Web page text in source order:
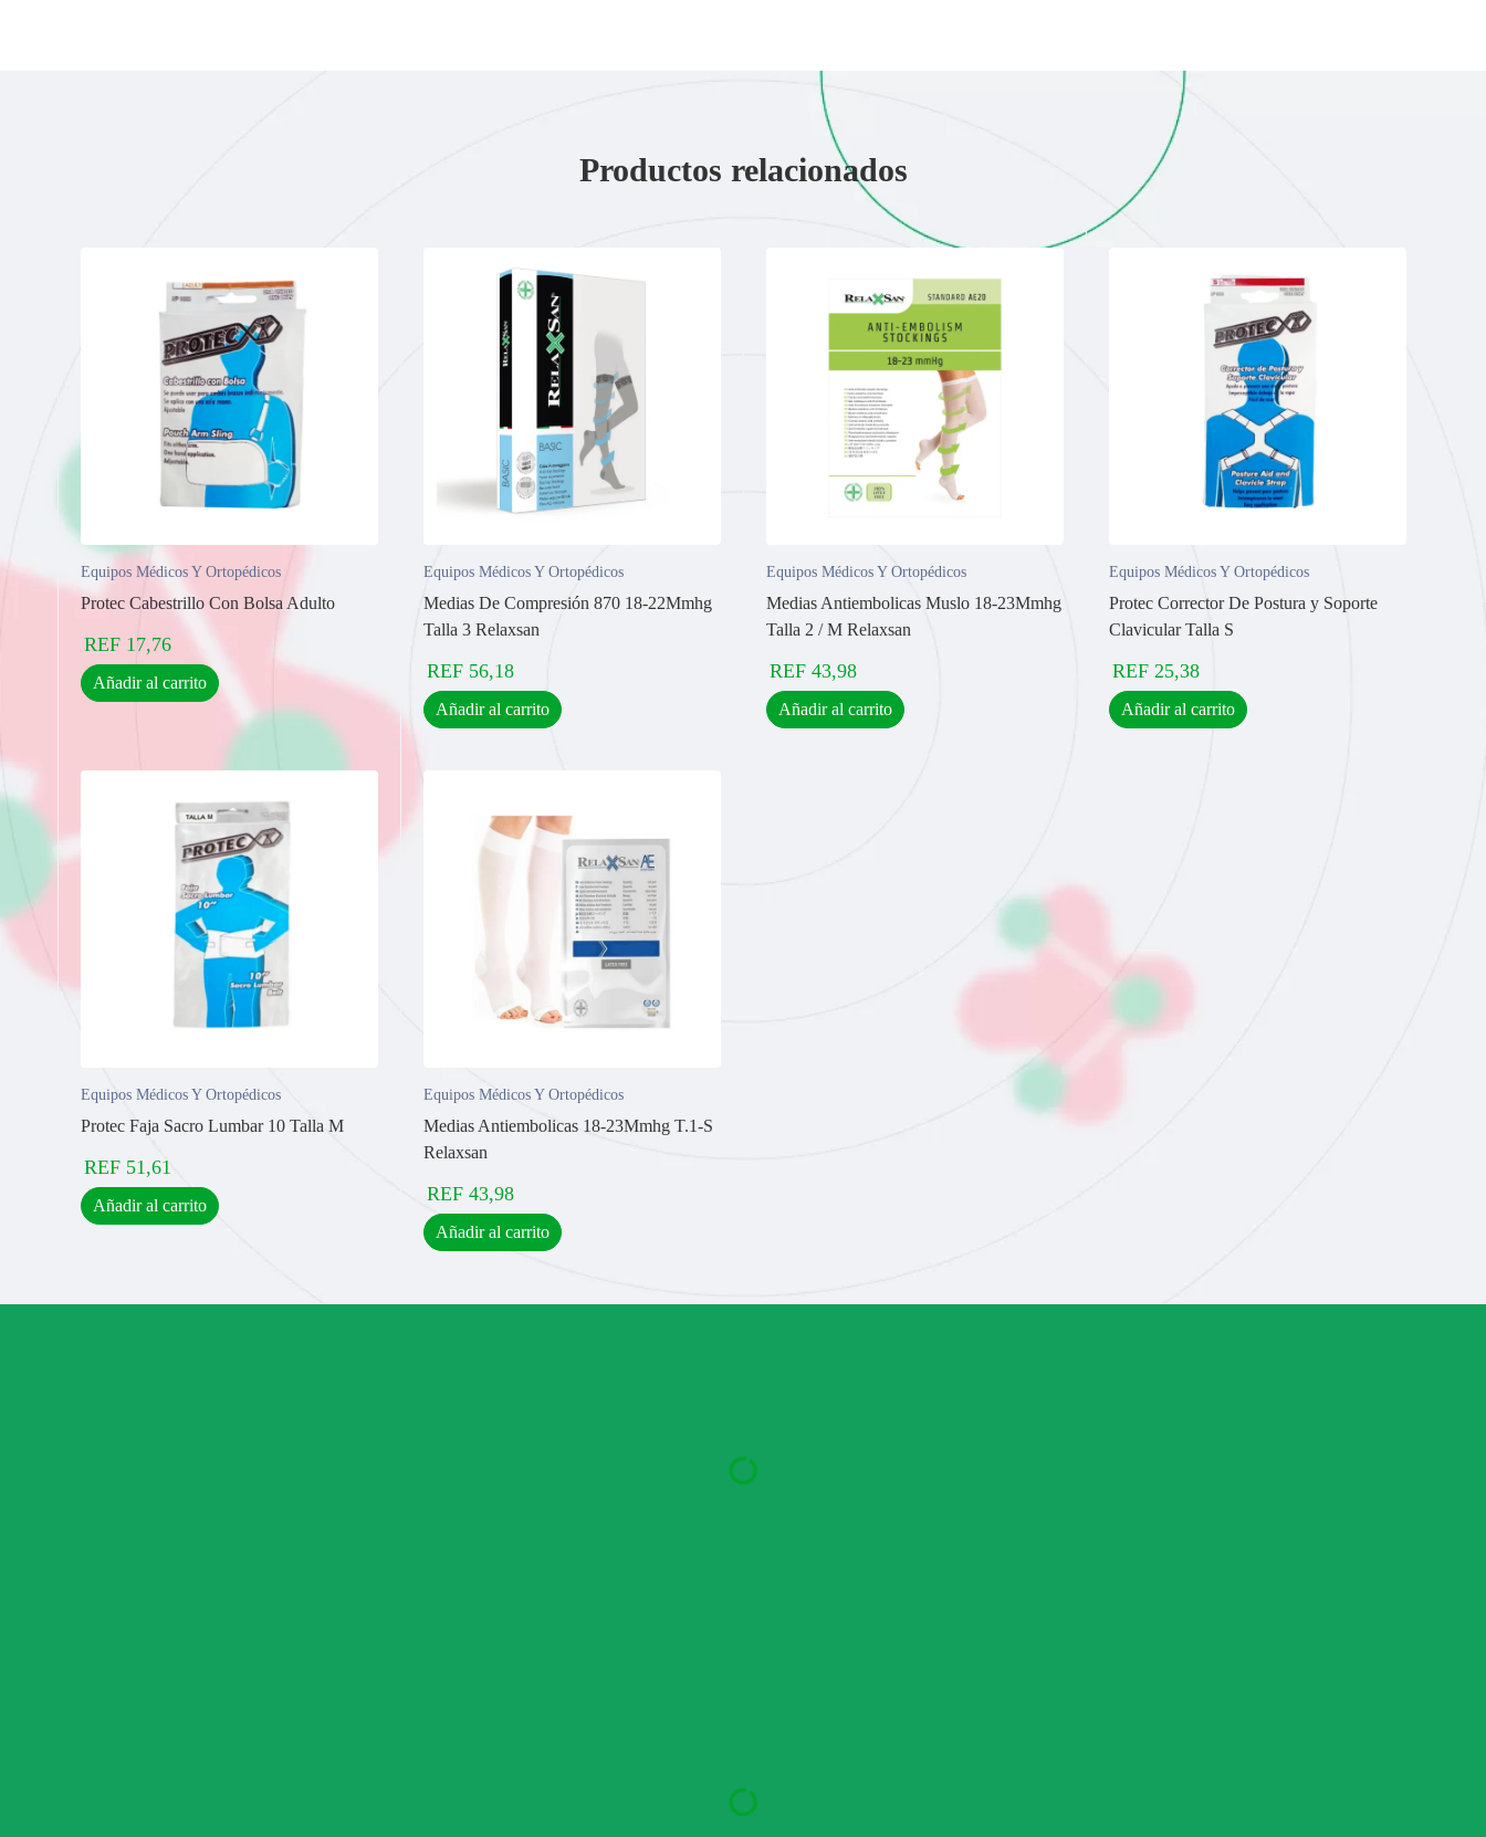
Productos relacionados
Equipos Médicos Y Ortopédicos
Protec Cabestrillo Con Bolsa Adulto
REF 17,76
Añadir al carrito
Equipos Médicos Y Ortopédicos
Medias De Compresión 870 18-22Mmhg
Talla 3 Relaxsan
REF 56,18
Añadir al carrito
Equipos Médicos Y Ortopédicos
Medias Antiembolicas Muslo 18-23Mmhg
Talla 2 / M Relaxsan
REF 43,98
Añadir al carrito
Equipos Médicos Y Ortopédicos
Protec Corrector De Postura y Soporte
Clavicular Talla S
REF 25,38
Añadir al carrito
Equipos Médicos Y Ortopédicos
Protec Faja Sacro Lumbar 10 Talla M
REF 51,61
Añadir al carrito
Equipos Médicos Y Ortopédicos
Medias Antiembolicas 18-23Mmhg T.1-S
Relaxsan
REF 43,98
Añadir al carrito